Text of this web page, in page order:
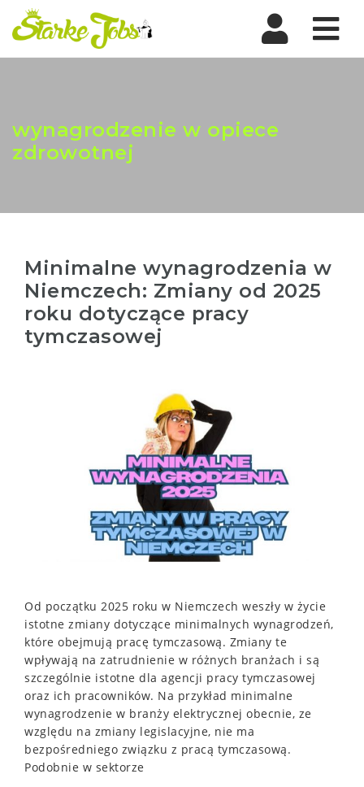
wynagrodzenie w opiece
zdrowotnej
Minimalne wynagrodzenia w
Niemczech: Zmiany od 2025
roku dotyczące pracy
tymczasowej
Od początku 2025 roku w Niemczech weszły w życie
istotne zmiany dotyczące minimalnych wynagrodzeń,
które obejmują pracę tymczasową. Zmiany te
wpływają na zatrudnienie w różnych branżach i są
szczególnie istotne dla agencji pracy tymczasowej
oraz ich pracowników. Na przykład minimalne
wynagrodzenie w branży elektrycznej obecnie, ze
względu na zmiany legislacyjne, nie ma
bezpośredniego związku z pracą tymczasową.
Podobnie w sektorze